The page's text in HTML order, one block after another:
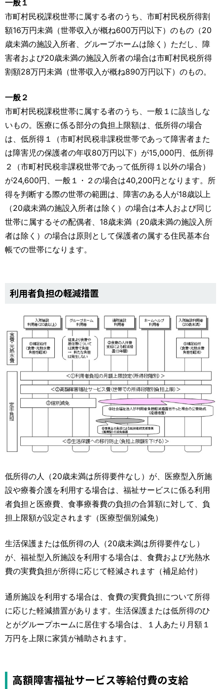
一般１
市町村民税課税世帯に属する者のうち、市町村民税所得割
額16万円未満（世帯収入が概ね600万円以下）のもの（20
歳未満の施設入所者、グループホームは除く）ただし、障
害者および20歳未満の施設入所者の場合は市町村民税所得
割額28万円未満（世帯収入が概ね890万円以下）のもの。
一般２
市町村民税課税世帯に属する者のうち、一般１に該当しな
いもの。医療に係る部分の負担上限額は、低所得の場合
は、低所得１（市町村民税非課税世帯であって障害者また
は障害児の保護者の年収80万円以下）が15,000円、低所得
２（市町村民税非課税世帯であって低所得１以外の場合）
が24,600円、一般１・２の場合は40,200円となります。所
得を判断する際の世帯の範囲は、障害のある人が18歳以上
（20歳未満の施設入所者は除く）の場合は本人および同じ
世帯に属するその配偶者、18歳未満（20歳未満の施設入所
者は除く）の場合は原則として保護者の属する住民基本台
帳での世帯になります。
利用者負担の軽減措置
低所得の人（20歳未満は所得要件なし）が、医療型入所施
設や療養介護を利用する場合は、福祉サービスに係る利用
者負担と医療費、食事療養費の負担の合算額に対して、負
担上限額が設定されます（医療型個別減免）
生活保護または低所得の人（20歳未満は所得要件なし）
が、福祉型入所施設を利用する場合は、食費および光熱水
費の実費負担が所得に応じて軽減されます（補足給付）
通所施設を利用する場合は、食費の実費負担について所得
に応じた軽減措置があります。生活保護または低所得のひ
とがグループホームに居住する場合は、１人あたり月額１
万円を上限に家賃が補助されます。
高額障害福祉サービス等給付費の支給